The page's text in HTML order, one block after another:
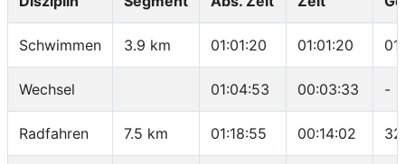
Schwimmen 3.9 km 01:01:20 01:01:20
Wechsel 01:04:53 00:03:33 -
Radfahren 7.5 km 01:18:55 00:14:02